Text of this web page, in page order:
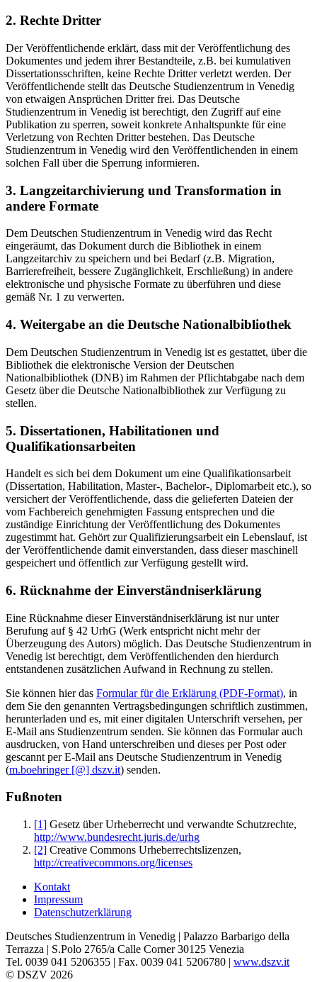
2. Rechte Dritter
Der Veröffentlichende erklärt, dass mit der Veröffentlichung des
Dokumentes und jedem ihrer Bestandteile, z.B. bei kumulativen
Dissertationsschriften, keine Rechte Dritter verletzt werden. Der
Veröffentlichende stellt das Deutsche Studienzentrum in Venedig
von etwaigen Ansprüchen Dritter frei. Das Deutsche
Studienzentrum in Venedig ist berechtigt, den Zugriff auf eine
Publikation zu sperren, soweit konkrete Anhaltspunkte für eine
Verletzung von Rechten Dritter bestehen. Das Deutsche
Studienzentrum in Venedig wird den Veröffentlichenden in einem
solchen Fall über die Sperrung informieren.
3. Langzeitarchivierung und Transformation in
andere Formate
Dem Deutschen Studienzentrum in Venedig wird das Recht
eingeräumt, das Dokument durch die Bibliothek in einem
Langzeitarchiv zu speichern und bei Bedarf (z.B. Migration,
Barrierefreiheit, bessere Zugänglichkeit, Erschließung) in andere
elektronische und physische Formate zu überführen und diese
gemäß Nr. 1 zu verwerten.
4. Weitergabe an die Deutsche Nationalbibliothek
Dem Deutschen Studienzentrum in Venedig ist es gestattet, über die
Bibliothek die elektronische Version der Deutschen
Nationalbibliothek (DNB) im Rahmen der Pflichtabgabe nach dem
Gesetz über die Deutsche Nationalbibliothek zur Verfügung zu
stellen.
5. Dissertationen, Habilitationen und
Qualifikationsarbeiten
Handelt es sich bei dem Dokument um eine Qualifikationsarbeit
(Dissertation, Habilitation, Master-, Bachelor-, Diplomarbeit etc.), so
versichert der Veröffentlichende, dass die gelieferten Dateien der
vom Fachbereich genehmigten Fassung entsprechen und die
zuständige Einrichtung der Veröffentlichung des Dokumentes
zugestimmt hat. Gehört zur Qualifizierungsarbeit ein Lebenslauf, ist
der Veröffentlichende damit einverstanden, dass dieser maschinell
gespeichert und öffentlich zur Verfügung gestellt wird.
6. Rücknahme der Einverständniserklärung
Eine Rücknahme dieser Einverständniserklärung ist nur unter
Berufung auf § 42 UrhG (Werk entspricht nicht mehr der
Überzeugung des Autors) möglich. Das Deutsche Studienzentrum in
Venedig ist berechtigt, dem Veröffentlichenden den hierdurch
entstandenen zusätzlichen Aufwand in Rechnung zu stellen.
Sie können hier das Formular für die Erklärung (PDF-Format), in
dem Sie den genannten Vertragsbedingungen schriftlich zustimmen,
herunterladen und es, mit einer digitalen Unterschrift versehen, per
E-Mail ans Studienzentrum senden. Sie können das Formular auch
ausdrucken, von Hand unterschreiben und dieses per Post oder
gescannt per E-Mail ans Deutsche Studienzentrum in Venedig
(m.boehringer [@] dszv.it) senden.
Fußnoten
[1] Gesetz über Urheberrecht und verwandte Schutzrechte,
http://www.bundesrecht.juris.de/urhg
[2] Creative Commons Urheberrechtslizenzen,
http://creativecommons.org/licenses
Kontakt
Impressum
Datenschutzerklärung
Deutsches Studienzentrum in Venedig | Palazzo Barbarigo della
Terrazza | S.Polo 2765/a Calle Corner 30125 Venezia
Tel. 0039 041 5206355 | Fax. 0039 041 5206780 | www.dszv.it
© DSZV 2026